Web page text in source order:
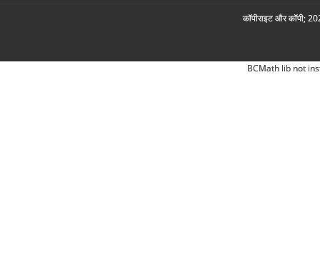
कॉपीराइट और कॉपी;
BCMath lib not